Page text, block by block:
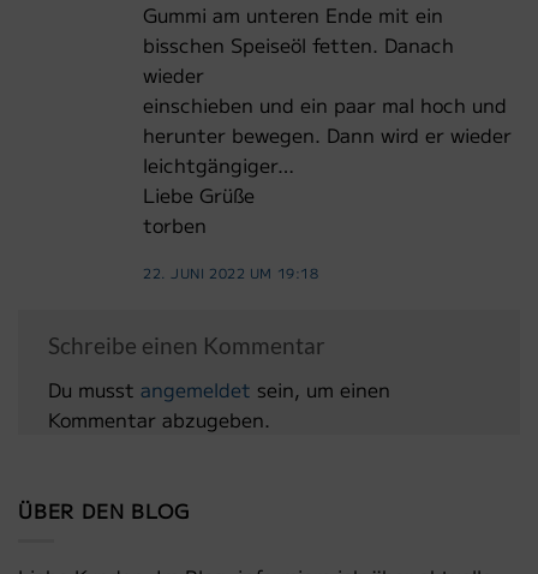
Gummi am unteren Ende mit ein
bisschen Speiseöl fetten. Danach
wieder
einschieben und ein paar mal hoch und
herunter bewegen. Dann wird er wieder
leichtgängiger…
Liebe Grüße
torben
22. JUNI 2022 UM 19:18
Schreibe einen Kommentar
Du musst angemeldet sein, um einen
Kommentar abzugeben.
ÜBER DEN BLOG